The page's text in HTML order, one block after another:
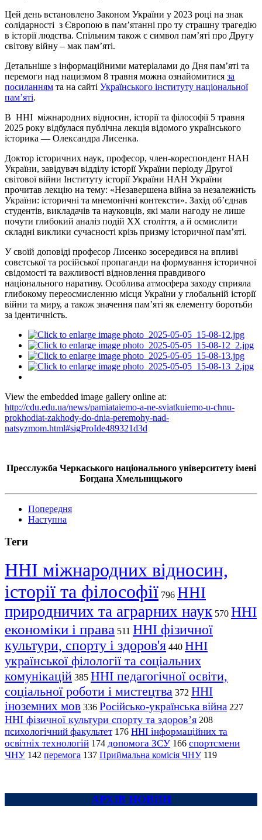
Цей день встановлено Законом України у 2023 році на знак
солідарності з Європою в пам’ятанні про ту страшну трагедію
в історії людства. Спільним також є символ памʼяті про Другу
світову війну – мак памʼяті.
Детальніше з інформаційними матеріалами до Дня пам’яті та
перемоги над нацизмом 8 травня можна ознайомитися за
посиланням та на сайті Українського інституту національної
пам’яті.
В ННІ міжнародних відносин, історії та філософії 5 травня
2025 року відбулася публічна лекція відомого українського
історика — Олександра Лисенка.
Доктор історичних наук, професор, член-кореспондент НАН
України, завідувач відділу історії України періоду Другої
світової війни Інституту історії України НАН України
прочитав лекцію на тему: «Незавершена війна за незалежність
України: історичні та мнемонічні контексти». Захід об’єднав
студентів, викладачів та науковців, які мали нагоду не лише
почути глибокий аналіз подій ХХ століття, а й осмислити
складні виклики сучасності крізь призму історичної пам’яті.
У своїй доповіді професор Лисенко зосередився на впливі
совєтської та російської пропаганди на формування історичної
свідомості та важливості відновлення правдивого
національного наративу. Особлива атмосфера заходу сприяла
глибокому переосмисленню місця України у глобальній історії
війни та миру, а також значення пам’яті як елементу боротьби
за ідентичність.
View the embedded image gallery online at:
http://cdu.edu.ua/news/pamiataiemo-a-ne-sviatkuiemo-u-chnu-
prokhodiat-zakhody-do-dnia-peremohy-nad-
natsyzmom.html#sigProIde489321d3d
Пресслужба Черкаського національного університету імені
Богдана Хмельницького
Попередня
Наступна
Теги
ННІ міжнародних відносин,
історії та філософії 796 ННІ
природничих та аграрних наук 570 ННІ
економіки і права 511 ННІ фізичної
культури, спорту і здоров'я 440 ННІ
української філології та соціальних
комунікацій 385 ННІ педагогічної освіти,
соціальної роботи і мистецтва 372 ННІ
іноземних мов 336 Російсько-українська війна 227
ННІ фізичної культури спорту та здоров’я 208
психологічний факультет 176 ННІ інформаційних та
освітніх технологій 174 допомога ЗСУ 166 спортсмени
ЧНУ 142 перемога 137 Приймальна комісія ЧНУ 119
АРХІВ НОВИН